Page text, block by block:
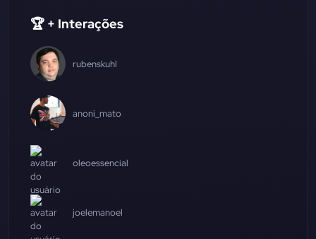
🏆 + Interações
rubenskuhl
anoni_mato
oleoessencial
joelemanoel